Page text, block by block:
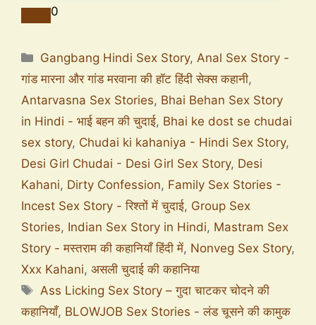
0
Gangbang Hindi Sex Story,Anal Sex Story -
गांड मारना और गांड मरवाना की हॉट हिंदी सेक्स कहानी,
Antarvasna Sex Stories, Bhai Behan Sex Story
in Hindi - भाई बहन की चुदाई, Bhai ke dost se chudai
sex story, Chudai ki kahaniya - Hindi Sex Story,
Desi Girl Chudai - Desi Girl Sex Story, Desi
Kahani, Dirty Confession, Family Sex Stories -
Incest Sex Story - रिश्तों में चुदाई, Group Sex
Stories, Indian Sex Story in Hindi, Mastram Sex
Story - मस्तराम की कहानियाँ हिंदी में, Nonveg Sex Story,
Xxx Kahani, असली चुदाई की कहानिया
Ass Licking Sex Story – गुदा चाटकर चोदने की
कहानियाँ, BLOWJOB Sex Stories - लंड चूसने की कामुक